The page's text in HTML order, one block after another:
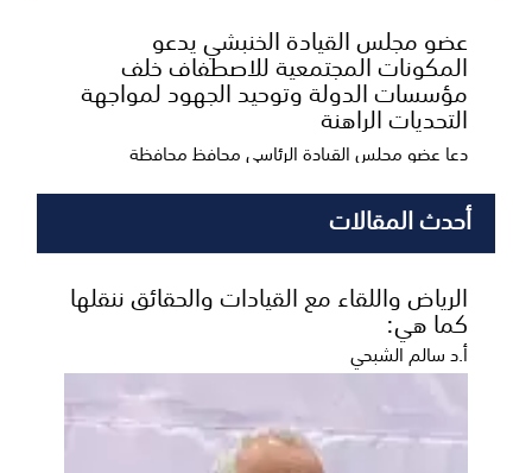
عضو مجلس القيادة الخنبشي يدعو
المكونات المجتمعية للاصطفاف خلف
مؤسسات الدولة وتوحيد الجهود لمواجهة
التحديات الراهنة
دعا عضو مجلس القيادة الرئاسي محافظ محافظة
المجتمعية والقب...
أحدث المقالات
الرياض واللقاء مع القيادات والحقائق ننقلها
كما هي:
أ.د سالم الشبحي